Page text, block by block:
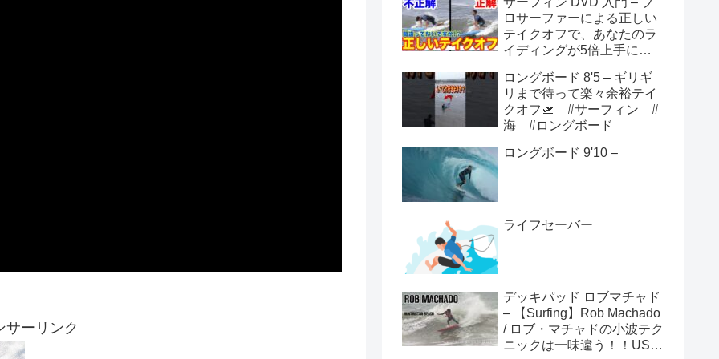
サーリンク
ロサーファーによる正しい
テイクオフで、あなたのラ
イディングが5倍上手にな
ロングボード 8'5 – ギリギ
リまで待って楽々余裕テイ
クオフ🛫 #サーフィン #
海 #ロングボード
ロングボード 9'10 –
ライフセーバー
デッキパッド ロブマチャド
– 【Surfing】Rob Machado
/ ロブ・マチャドの小波テク
ニックは一味違う！！USオ